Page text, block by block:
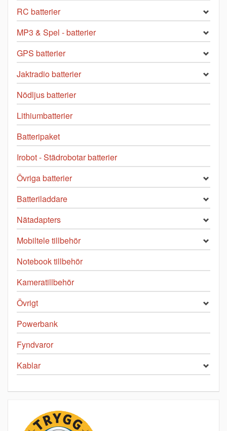
RC batterier
MP3 & Spel - batterier
GPS batterier
Jaktradio batterier
Nödljus batterier
Lithiumbatterier
Batteripaket
Irobot - Städrobotar batterier
Övriga batterier
Batteriladdare
Nätadapters
Mobiltele tillbehör
Notebook tillbehör
Kameratillbehör
Övrigt
Powerbank
Fyndvaror
Kablar